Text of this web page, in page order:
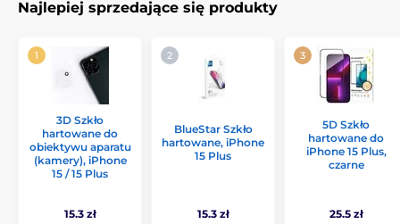
Najlepiej sprzedające się produkty
3D Szkło
hartowane do
obiektywu aparatu
(kamery), iPhone
15 / 15 Plus
15.3 zł
BlueStar Szkło
hartowane, iPhone
15 Plus
15.3 zł
5D Szkło
hartowane do
iPhone 15 Plus,
czarne
25.5 zł